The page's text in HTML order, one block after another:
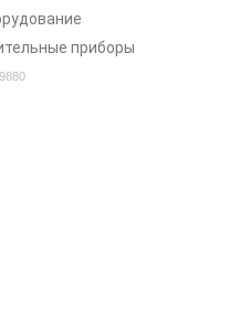
приборы